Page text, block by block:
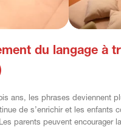
du langage à
ans, les phrases deviennent
de s’enrichir et les enfants
parents peuvent encourager